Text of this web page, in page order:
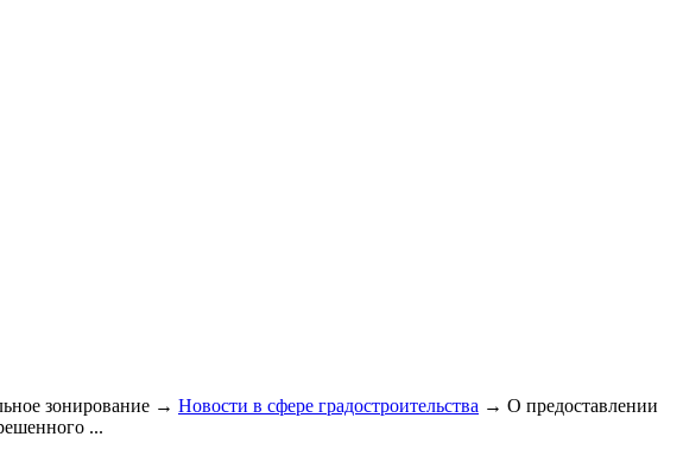
зонирование → Новости в сфере градостроительства → О предоставлении
...